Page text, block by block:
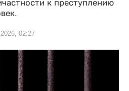
к преступлению
02:27